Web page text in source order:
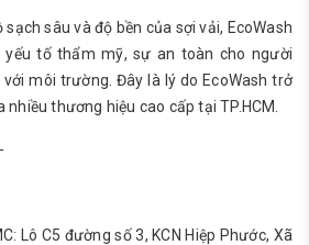
sạch sâu và độ bền của sợi vải, EcoWash
tố thẩm mỹ, sự an toàn cho người
môi trường. Đây là lý do EcoWash trở
thương hiệu cao cấp tại TP.HCM.
Lô C5 đường số 3, KCN Hiệp Phước, Xã